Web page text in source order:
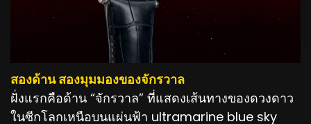
สองด้าน สองมุมมองของจักรวาล
ฝั่งแรกคือด้าน “จักรวาล” ที่แสดงเส้นทางของดวงดาว
ในซีกโลกเหนือบนแผ่นฟ้า ultramarine blue sky